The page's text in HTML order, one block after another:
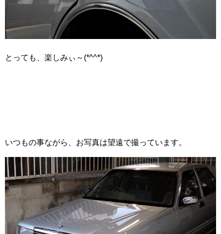
とっても、楽しみぃ～(*^^*)
いつもの事ながら、お写真は望遠で撮っています。